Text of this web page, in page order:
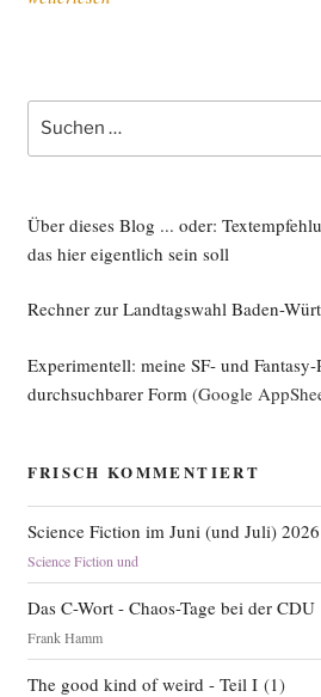
Home
Assistant
Suche
nach:
Über dieses Blog ... oder:
das hier eigentlich sein soll
Rechner zur Landtagswahl Baden-
Experimentell: meine SF- und
durchsuchbarer Form (Google
FRISCH KOMMENTIERT
Science Fiction im Juni (und Juli) 2026
Science Fiction und
Das C-Wort - Chaos-Tage bei der CDU
Frank Hamm
The good kind of weird - Teil I(1)